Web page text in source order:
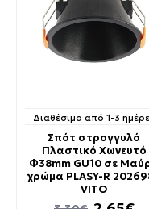
Διαθέσιμο από 1-3
Σπότ στρογγυλό
Πλαστικό Χωνευτό
Φ38mm GU10 σε
χρώμα PLASY-R
VITO